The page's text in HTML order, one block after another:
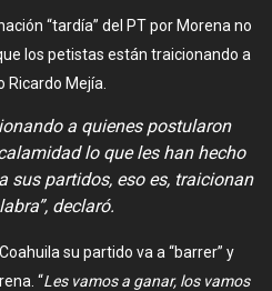
“tardía” del PT por Morena no
los petistas están traicionando a
Mejía.
a quienes postularon
lo que les han hecho
sus partidos, eso es, traicionan
declaró.
su partido va a “barrer” y
“Les vamos a ganar, los vamos